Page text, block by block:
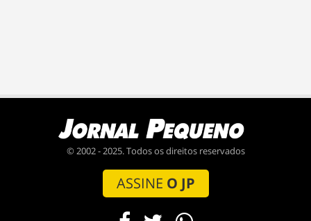
© 2002 - 2025. Todos os direitos reservados
ASSINE O JP